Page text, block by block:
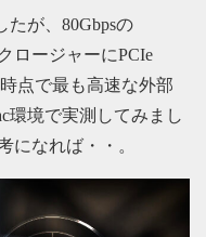
たが、80Gbpsの
ロージャーにPCIe
点で最も高速な外部
環境で実測してみまし
になれば・・。